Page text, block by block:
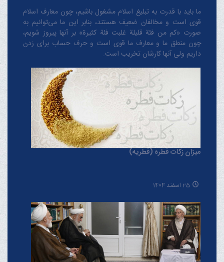
ما باید با قدرت به تبلیغ اسلام مشغول باشیم، چون معارف اسلام
قوی است و مخالفان ضعیف هستند، بنابر این ما می‌توانیم به
صورت «کم من فئة قلیلة غلبت فئة کثیرة» بر آنها پیروز شویم،
چون منطق‌ ما و معارف ‌ما قوی است و حرف حساب برای زدن
داریم ولی آنها کارشان تخریب است.
میزان زکات فطره (فطریه)
25 اسفند 1404